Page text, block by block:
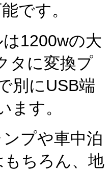
です。
1200wの大
タに変換プ
別にUSB端
ます。
プや車中泊
ちろん、地